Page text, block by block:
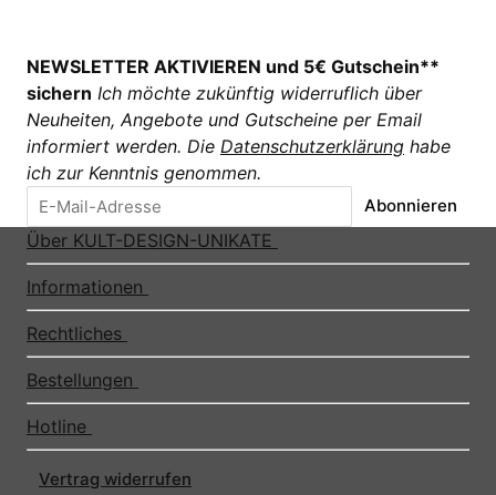
NEWSLETTER AKTIVIEREN und 5€ Gutschein**
sichern Ich möchte zukünftig widerruflich über
Neuheiten, Angebote und Gutscheine per Email
informiert werden. Die Datenschutzerklärung habe
ich zur Kenntnis genommen.
Abonnieren
Über KULT-DESIGN-UNIKATE
Informationen
Rechtliches
Bestellungen
Hotline
Vertrag widerrufen